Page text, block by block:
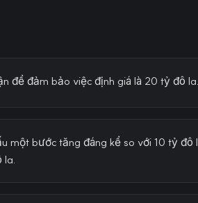
để đảm bảo việc định giá là 20 tỷ đô la.
một bước tăng đáng kể so với 10 tỷ
la.